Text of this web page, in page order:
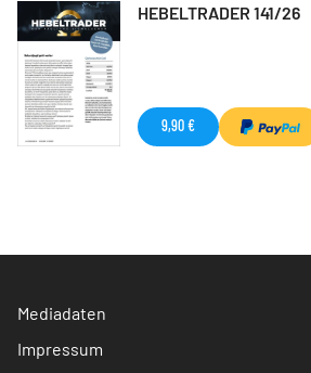
HEBELTRADER 141/26
9,90 €
Mediadaten
Impressum